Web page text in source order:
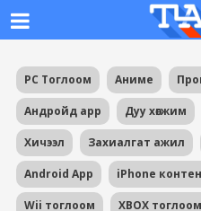
PC Тоглоом Аниме
Андройд app Дуу хөгжим
Хичээл Захиалгат ажил
Android App iPhone
Wii тоглоом XBOX тоглоом